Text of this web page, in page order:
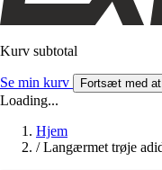
Kurv subtotal
Se min kurv Fortsæt med
Loading...
Hjem
/ Langærmet trøje